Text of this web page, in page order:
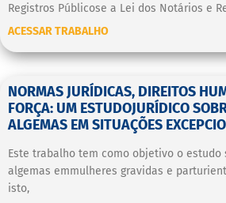
Registros Públicose a Lei dos Notários e
ACESSAR TRABALHO
NORMAS JURÍDICAS, DIREITOS
FORÇA: UM ESTUDOJURÍDICO
ALGEMAS EM SITUAÇÕES
Este trabalho tem como objetivo o estudo
algemas emmulheres gravidas e
isto,